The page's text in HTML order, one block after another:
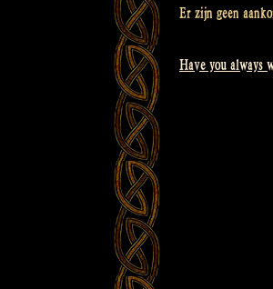
Er zijn geen
Bericht
Have you always